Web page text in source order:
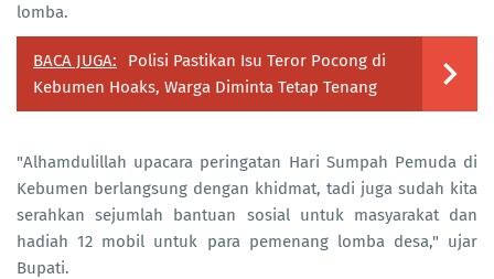
lomba.
BACA JUGA:
Polisi Pastikan Isu Teror Pocong di
Kebumen Hoaks, Warga Diminta Tetap Tenang
"Alhamdulillah upacara peringatan Hari Sumpah Pemuda di
Kebumen berlangsung dengan khidmat, tadi juga sudah kita
serahkan sejumlah bantuan sosial untuk masyarakat dan
hadiah 12 mobil untuk para pemenang lomba desa," ujar
Bupati.